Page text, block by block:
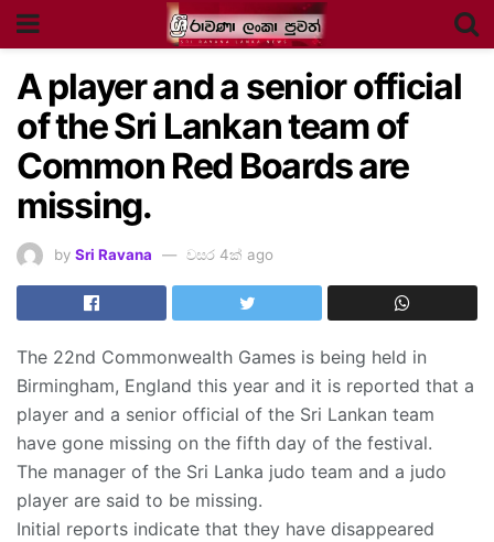
A player and a senior official
of the Sri Lankan team of
Common Red Boards are
missing.
by Sri Ravana වසර 4ක් ago
The 22nd Commonwealth Games is being held in
Birmingham, England this year and it is reported that a
player and a senior official of the Sri Lankan team
have gone missing on the fifth day of the festival.
The manager of the Sri Lanka judo team and a judo
player are said to be missing.
Initial reports indicate that they have disappeared